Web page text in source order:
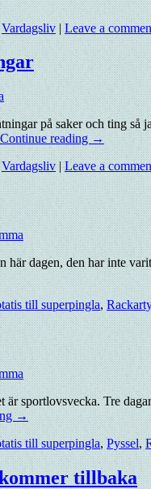
Vardagsliv | Leave a
på saker och ting
Continue reading→
Vardagsliv | Leave a
här dagen, den har inte
till superpingla,
är sportlovsvecka. Tre
→
till superpingla,Pyssel,
tillbaka